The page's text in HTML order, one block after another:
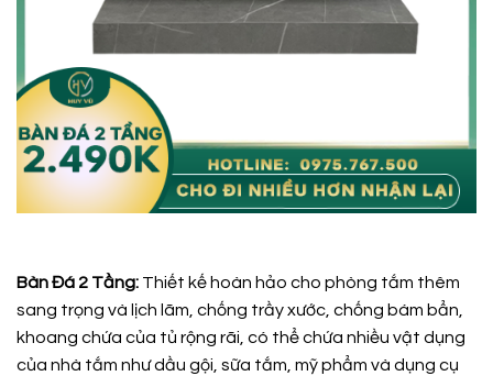
Bàn Đá 2 Tầng: Thiết kế hoàn hảo cho phòng tắm thêm
sang trọng và lịch lãm, chống trầy xước, chống bám bẩn,
khoang chứa của tủ rộng rãi, có thể chứa nhiều vật dụng
của nhà tắm như dầu gội, sữa tắm, mỹ phẩm và dụng cụ